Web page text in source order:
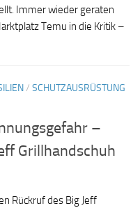
Immer wieder geraten
Temu in die Kritik –
/ SCHUTZAUSRÜSTUNG
–
Grillhandschuh
Rückruf des Big Jeff